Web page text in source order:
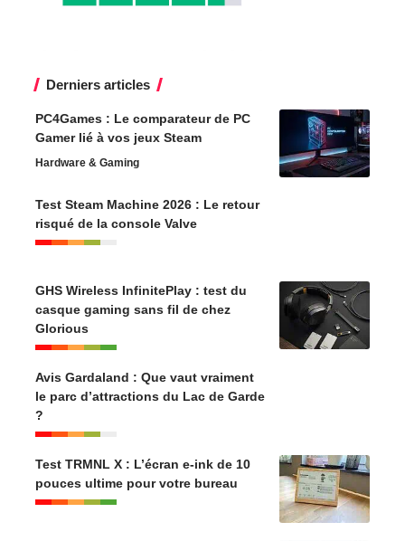
Derniers articles
PC4Games : Le comparateur de PC
Gamer lié à vos jeux Steam
Hardware & Gaming
Test Steam Machine 2026 : Le retour
risqué de la console Valve
GHS Wireless InfinitePlay : test du
casque gaming sans fil de chez
Glorious
Avis Gardaland : Que vaut vraiment
le parc d’attractions du Lac de Garde
?
Test TRMNL X : L’écran e-ink de 10
pouces ultime pour votre bureau